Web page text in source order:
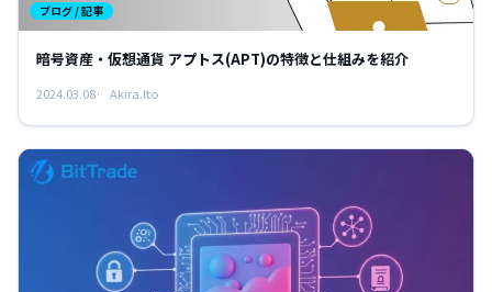
ブログ / 記事
暗号資産・仮想通貨 アプトス(APT)の特徴と仕組みを紹介
2024.03.08 Akira.Ito